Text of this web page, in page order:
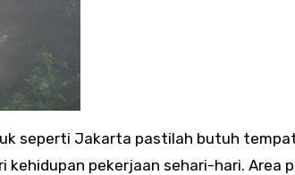
seperti Jakarta pastilah butuh
pekerjaan sehari-hari. Area